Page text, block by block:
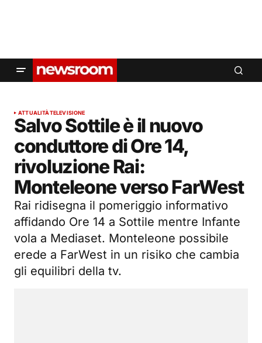
ATTUALITÀTELEVISIONE
Salvo Sottile è il nuovo
conduttore di Ore 14,
rivoluzione Rai:
Monteleone verso FarWest
Rai ridisegna il pomeriggio informativo
affidando Ore 14 a Sottile mentre Infante
vola a Mediaset. Monteleone possibile
erede a FarWest in un risiko che cambia
gli equilibri della tv.